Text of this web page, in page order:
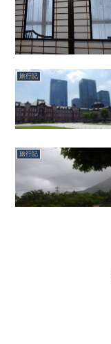
旅行記
旅行記